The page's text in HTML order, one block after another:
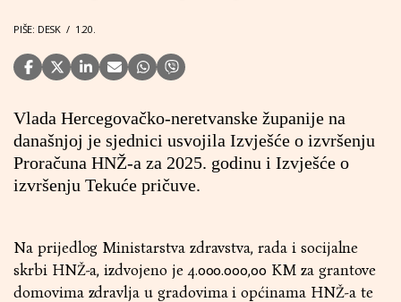
PIŠE: DESK / 1.20.
Vlada Hercegovačko-neretvanske županije na
današnjoj je sjednici usvojila Izvješće o izvršenju
Proračuna HNŽ-a za 2025. godinu i Izvješće o
izvršenju Tekuće pričuve.
Na prijedlog Ministarstva zdravstva, rada i socijalne
skrbi HNŽ-a, izdvojeno je 4.000.000,00 KM za grantove
domovima zdravlja u gradovima i općinama HNŽ-a te